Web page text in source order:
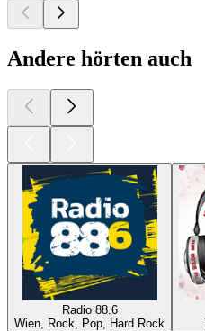
Andere hörten auch
Radio 88.6
Wien, Rock, Pop, Hard Rock